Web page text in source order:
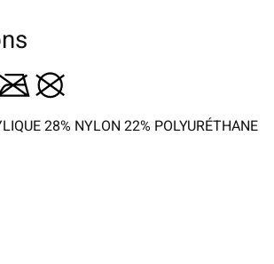
28% NYLON 22% POLYURÉTHANE